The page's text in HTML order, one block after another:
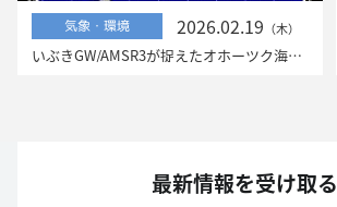
気象・環境 2026.02.19 （木）
いぶきGW/AMSR3が捉えたオホーツク海の流氷
最新情報を受け取る